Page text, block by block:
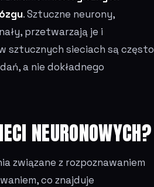
. Sztuczne neurony,
przetwarzają je i
sztucznych sieciach są często
a nie dokładnego
NEURONOWYCH?
związane z rozpoznawaniem
co znajduje